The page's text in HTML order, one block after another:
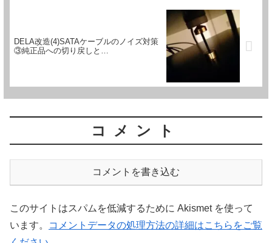
DELA改造(4)SATAケーブルのノイズ対策
③純正品への切り戻しと…
コメント
コメントを書き込む
このサイトはスパムを低減するために Akismet を使って
います。
コメントデータの処理方法の詳細はこちらをご覧